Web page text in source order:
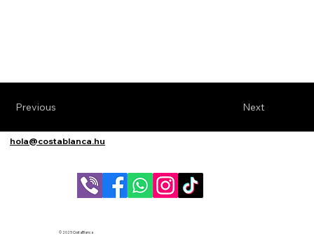
Next
Previous
hola@costablanca.hu
© 2025 CostaBlanca